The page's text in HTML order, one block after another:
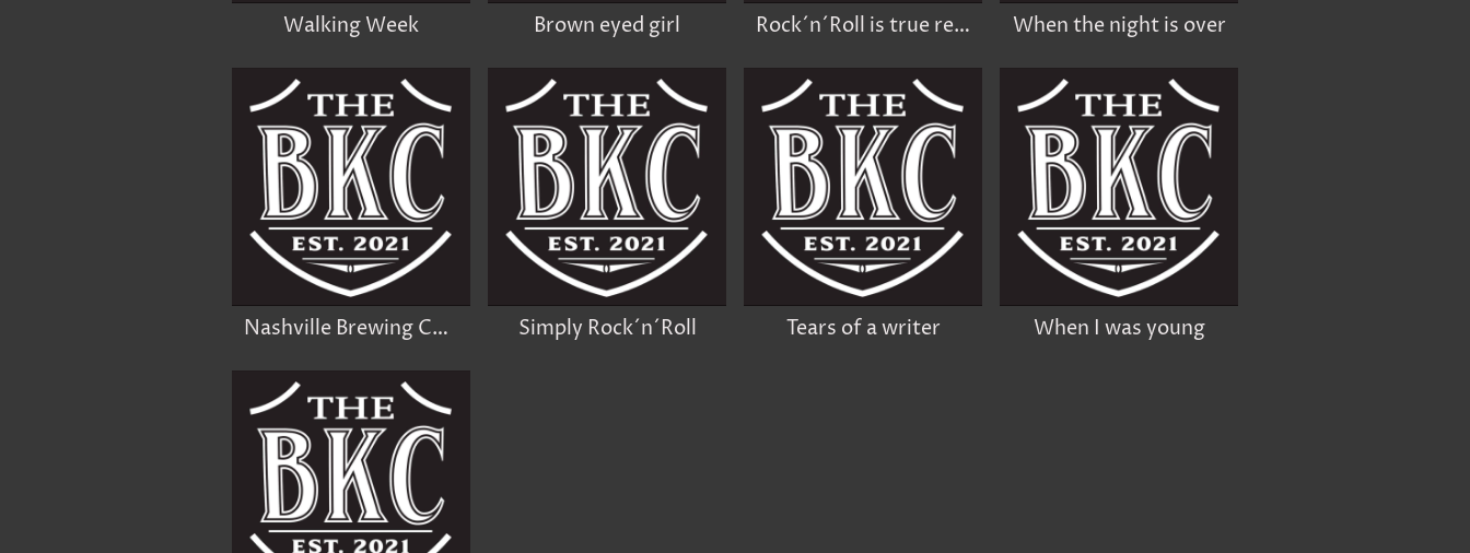
Walking Week Brown eyed girl Rock´n´Roll is true religion When the night is over
Nashville Brewing Company Simply Rock´n´Roll Tears of a writer When I was young